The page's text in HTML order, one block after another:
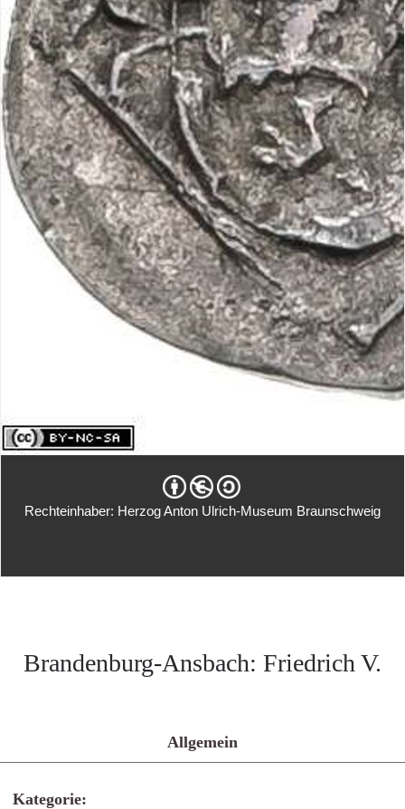
Rechteinhaber: Herzog Anton Ulrich-Museum Braunschweig
Brandenburg-Ansbach: Friedrich V.
Allgemein
Kategorie: